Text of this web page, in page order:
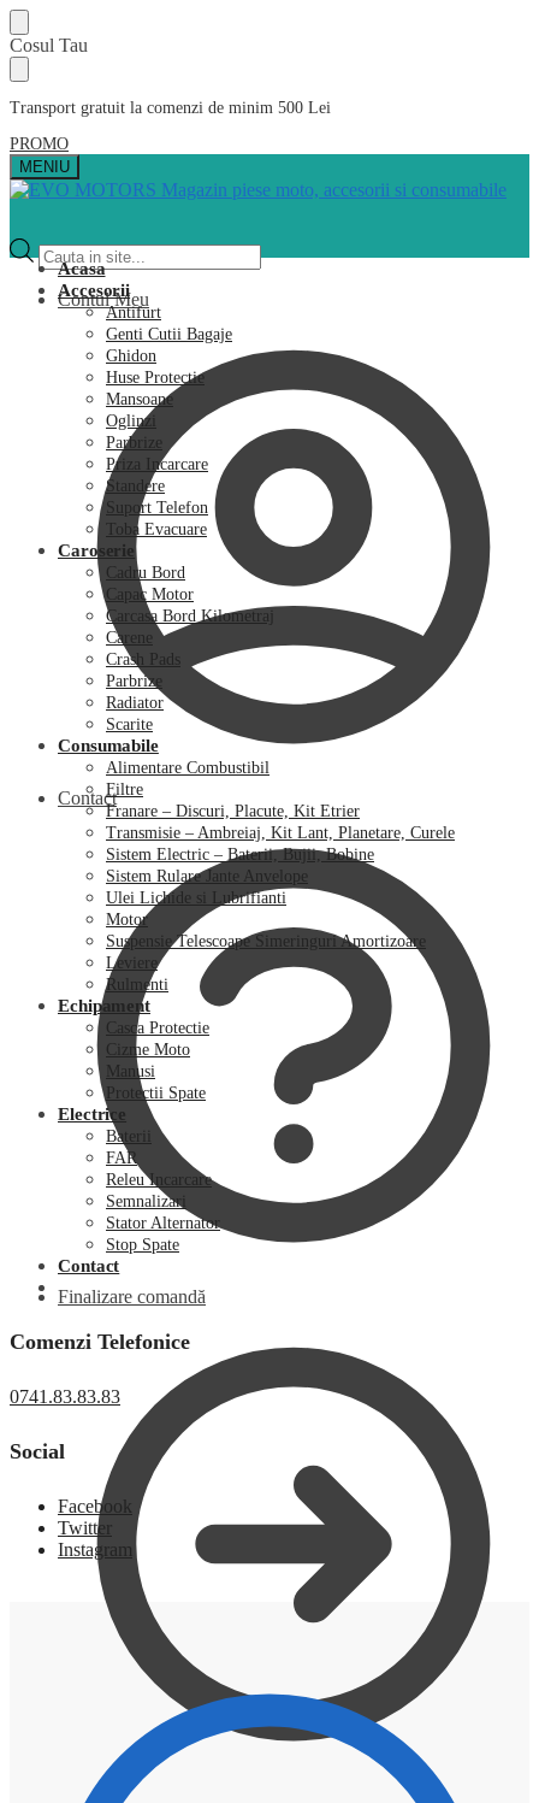
Skip
to
navigation
Skip
to
content
Cosul Tau
Transport gratuit la comenzi de minim 500 Lei
PROMO
MENIU
Products
search
Contul Meu
Contact
Finalizare comandă
Acasa
Accesorii
Antifurt
Genti Cutii Bagaje
Ghidon
Huse Protectie
Mansoane
Oglinzi
Parbrize
Priza Incarcare
Standere
Suport Telefon
Toba Evacuare
Caroserie
Cadru Bord
Capac Motor
Carcasa Bord Kilometraj
Carene
Crash Pads
Parbrize
Radiator
Scarite
Consumabile
Alimentare Combustibil
Filtre
Franare – Discuri, Placute, Kit Etrier
Transmisie – Ambreiaj, Kit Lant, Planetare, Curele
Sistem Electric – Baterii, Bujii, Bobine
Sistem Rulare Jante Anvelope
Ulei Lichide si Lubrifianti
Motor
Suspensie Telescoape Simeringuri Amortizoare
Leviere
Rulmenti
Echipament
Casca Protectie
Cizme Moto
Manusi
Protectii Spate
Electrice
Baterii
FAR
Releu Incarcare
Semnalizari
Stator Alternator
Stop Spate
Contact
Comenzi Telefonice
0741.83.83.83
Social
Facebook
Twitter
Instagram